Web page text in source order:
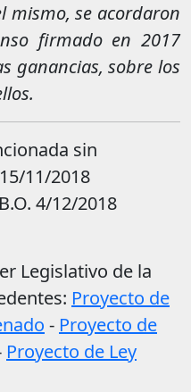
mismo, se acordaron
firmado en 2017
ganancias, sobre los
sin
11/2018
4/12/2018
Legislativo de la
Proyecto de
- Proyecto de
Proyecto de Ley